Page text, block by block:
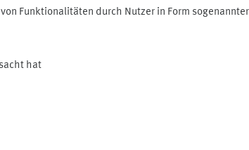
Funktionalitäten durch Nutzer in Form
hat